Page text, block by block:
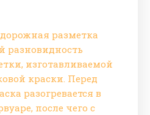
разметка
разновидность
изготавливаемой
краски. Перед
разогревается в
после чего с